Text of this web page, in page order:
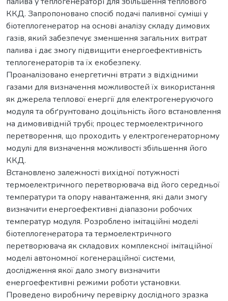
ККД. Запропоновано спосіб подачі паливної суміші у
біотеплогенератор на основі аналізу складу димових
газів, який забезпечує зменшення загальних витрат
палива і дає змогу підвищити енергоефективність
теплогенераторів та їх екобезпеку.
Проаналізовано енергетичні втрати з відхідними
газами для визначення можливостей їх використання
як джерела теплової енергії для електрогенеруючого
модуля та обґрунтовано доцільність його встановлення
на димовивідній трубі; процес термоелектричного
перетворення, що проходить у електрогенераторному
модулі для визначення можливості збільшення його
ККД.
Встановлено залежності вихідної потужності
термоелектричного перетворювача від його середньої
температури та опору навантаження, які дали змогу
визначити енергоефективні діапазони робочих
температур модуля. Розроблено імітаційні моделі
біотеплогенератора та термоелектричного
перетворювача як складових комплексної імітаційної
моделі автономної когенераційної системи,
дослідження якої дало змогу визначити
енергоефективні режими роботи установки.
Проведено виробничу перевірку дослідного зразка